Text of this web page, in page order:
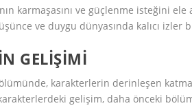
karmaşasını ve güçlenme isteğini
ve duygu dünyasında kalıcı izler
GELIŞIMI
karakterlerin derinleşen
gelişim, daha önceki